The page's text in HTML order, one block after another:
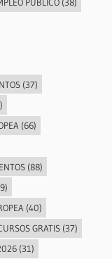
(37)
(66)
(88)
(40)
GRATIS(37)
(31)